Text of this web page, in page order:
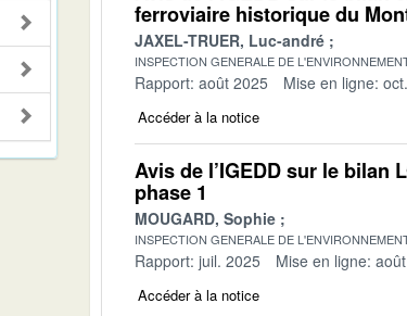
ferroviaire historique du
JAXEL-TRUER, Luc-andré
INSPECTION GENERALE DE
Rapport: août 2025 Mise en ligne:
Accéder à la notice
Avis de l’IGEDD sur le bilan
phase 1
MOUGARD, Sophie
INSPECTION GENERALE DE
Rapport: juil. 2025 Mise en ligne:
Accéder à la notice